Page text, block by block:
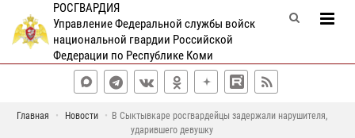
РОСГВАРДИЯ
Управление Федеральной службы войск
национальной гвардии Российской
Федерации по Республике Коми
Главная Новости
В Сыктывкаре росгвардейцы задержали нарушителя,
ударившего девушку